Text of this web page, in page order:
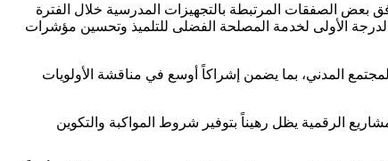
بعض الصفقات المرتبطة بالتجهيزات المدرسية خلال الفترة
الأولى لخدمة المصلحة الفضلى للتلميذ وتحسين مؤشرات
المدني، بما يضمن إشراكاً أوسع في مناقشة الأولويات
الرقمية يظل رهيناً بتوفير شروط المواكبة والتكوين